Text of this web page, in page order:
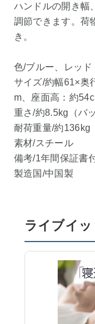
ハンドルの開き幅
調節できます。荷
き。
色/ブルー、レッド
サイズ/約幅61×奥
m、座面高：約
重さ/約8.5kg（バ
耐荷重量/約136kg
素材/スチール
備考/1年間保証書
製造国/中国製
ライブイ